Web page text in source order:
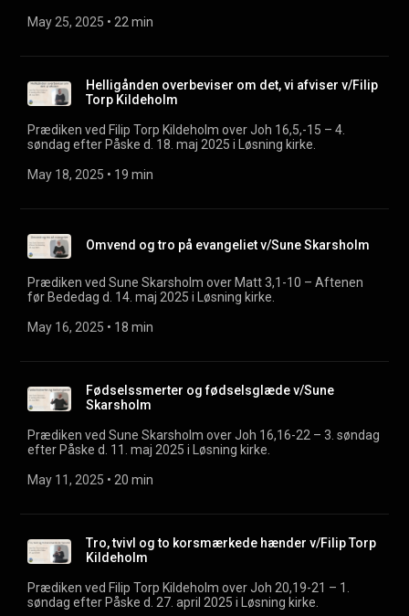
May 25, 2025 • 22 min
Helligånden overbeviser om det, vi afviser v/Filip
Torp Kildeholm
Prædiken ved Filip Torp Kildeholm over Joh 16,5,-15 – 4.
søndag efter Påske d. 18. maj 2025 i Løsning kirke.
May 18, 2025 • 19 min
Omvend og tro på evangeliet v/Sune Skarsholm
Prædiken ved Sune Skarsholm over Matt 3,1-10 – Aftenen
før Bededag d. 14. maj 2025 i Løsning kirke.
May 16, 2025 • 18 min
Fødselssmerter og fødselsglæde v/Sune
Skarsholm
Prædiken ved Sune Skarsholm over Joh 16,16-22 – 3. søndag
efter Påske d. 11. maj 2025 i Løsning kirke.
May 11, 2025 • 20 min
Tro, tvivl og to korsmærkede hænder v/Filip Torp
Kildeholm
Prædiken ved Filip Torp Kildeholm over Joh 20,19-21 – 1.
søndag efter Påske d. 27. april 2025 i Løsning kirke.